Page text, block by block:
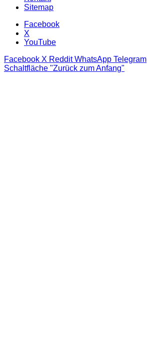
Sitemap
Facebook
X
YouTube
Facebook X Reddit WhatsApp Telegram
Schaltfläche "Zurück zum Anfang"